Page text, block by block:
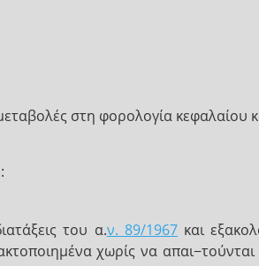
στη φορολογία κεφαλαίου
του α.ν. 89/1967και
χωρίς να